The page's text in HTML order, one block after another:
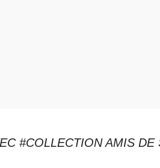
#COLLECTION AMIS DE